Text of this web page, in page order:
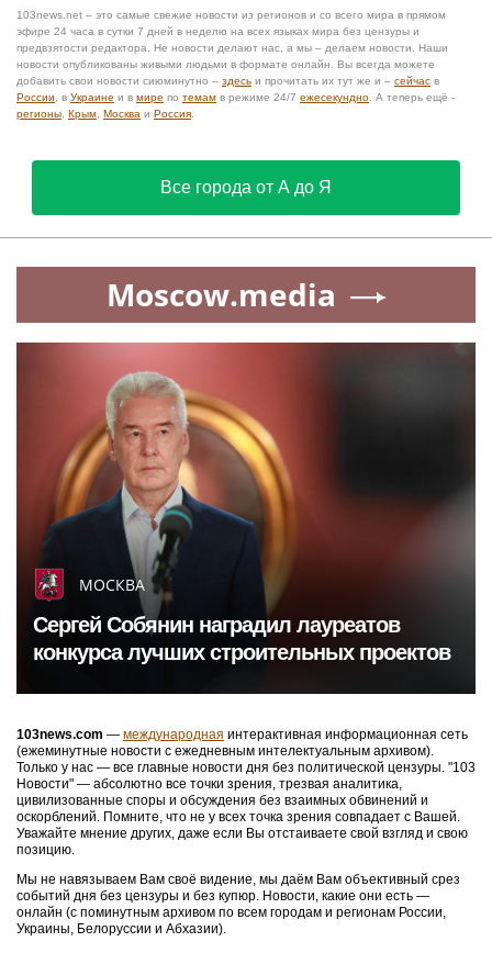
103news.net – это самые свежие новости из регионов и со всего мира в прямом
эфире 24 часа в сутки 7 дней в неделю на всех языках мира без цензуры и
предвзятости редактора. Не новости делают нас, а мы – делаем новости. Наши
новости опубликованы живыми людьми в формате онлайн. Вы всегда можете
добавить свои новости сиюминутно – здесь и прочитать их тут же и – сейчас в
России , в Украине и в мире по темам в режиме 24/7 ежесекундно . А теперь ещё -
регионы Крым Москва и Россия
Все города от А до Я
Moscow.media
МОСКВА
Сергей Собянин наградил лауреатов
конкурса лучших строительных проектов
103news.com — международная интерактивная информационная сеть
(ежеминутные новости с ежедневным интелектуальным архивом).
Только у нас — все главные новости дня без политической цензуры. "103
Новости" — абсолютно все точки зрения, трезвая аналитика,
цивилизованные споры и обсуждения без взаимных обвинений и
оскорблений. Помните, что не у всех точка зрения совпадает с Вашей.
Уважайте мнение других, даже если Вы отстаиваете свой взгляд и свою
позицию.
Мы не навязываем Вам своё видение, мы даём Вам объективный срез
событий дня без цензуры и без купюр. Новости, какие они есть —
онлайн (с поминутным архивом по всем городам и регионам России,
Украины, Белоруссии и Абхазии).